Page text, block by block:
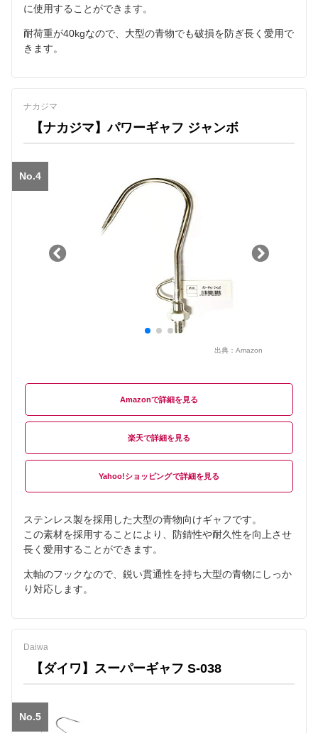
に使用することができます。
耐荷重が40kgなので、大型の青物でも破損を防ぎ長く愛用で
きます。
ナカジマ
【ナカジマ】パワーギャフ ジャンボ
No.4
出典： Amazon
Amazon
楽天
Yahoo!ショッピング
ステンレス製を採用した大型の青物向けギャフです。
この素材を採用することにより、防錆性や耐久性を向上させ
長く愛用することができます。
太軸のフックなので、鋭い貫通性を持ち大型の青物にしっか
り対応します。
Daiwa
【ダイワ】スーパーギャフ S-038
No.5